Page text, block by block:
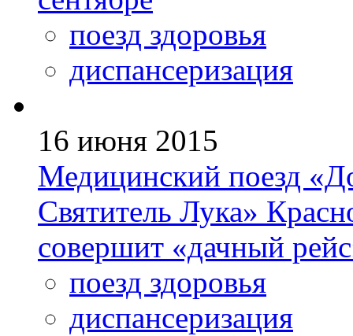
поезд здоровья
диспансеризация
16 июня 2015
Медицинский поезд
Святитель Лука»
совершит «дачный
поезд здоровья
диспансеризация